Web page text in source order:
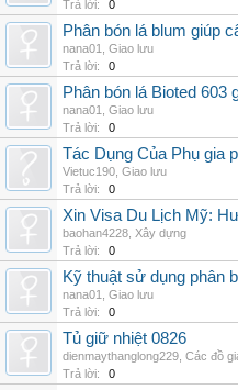
Trả lời:
0
Phân bón lá blum giúp
nana01
Giao lưu
Trả lời:
0
Phân bón lá Bioted 603
nana01
Giao lưu
Trả lời:
0
Tác Dụng Của Phụ gia
Vietuc190 Giao lưu
Trả lời:
0
Xin Visa Du Lịch Mỹ:
baohan4228 Xây dựng
Trả lời:
0
Kỹ thuật sử dụng phân
nana01
Giao lưu
Trả lời:
0
Tủ giữ nhiệt 0826
dienmaythanglong229 Các đồ
Trả lời:
0